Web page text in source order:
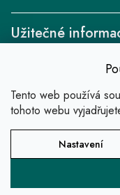
Tento web používá
tohoto webu
Nastavení
Užitečné
Copyright